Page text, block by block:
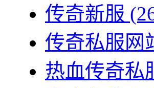
传奇新服
传奇私服网
热血传奇私